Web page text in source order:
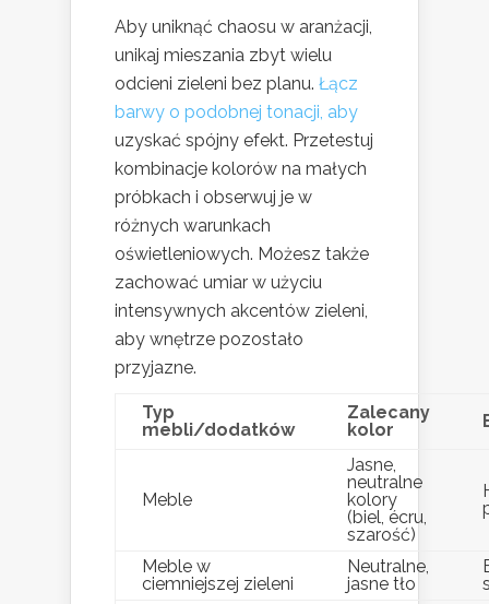
Aby uniknąć chaosu w aranżacji,
unikaj mieszania zbyt wielu
odcieni zieleni bez planu. Łącz
barwy o podobnej tonacji, aby
uzyskać spójny efekt. Przetestuj
kombinacje kolorów na małych
próbkach i obserwuj je w
różnych warunkach
oświetleniowych. Możesz także
zachować umiar w użyciu
intensywnych akcentów zieleni,
aby wnętrze pozostało
przyjazne.
Typ
mebli/dodatków
Zalecany
kolor
Meble
Jasne,
neutralne
kolory
(biel, écru,
szarość)
Meble w
ciemniejszej zieleni
Neutralne,
jasne tło